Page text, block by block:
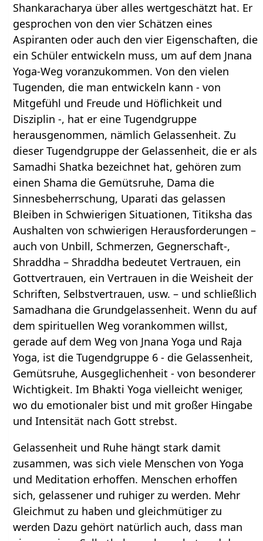
Shankaracharya über alles wertgeschätzt hat. Er
gesprochen von den vier Schätzen eines
Aspiranten oder auch den vier Eigenschaften, die
ein Schüler entwickeln muss, um auf dem Jnana
Yoga-Weg voranzukommen. Von den vielen
Tugenden, die man entwickeln kann - von
Mitgefühl und Freude und Höflichkeit und
Disziplin -, hat er eine Tugendgruppe
herausgenommen, nämlich Gelassenheit. Zu
dieser Tugendgruppe der Gelassenheit, die er als
Samadhi Shatka bezeichnet hat, gehören zum
einen Shama die Gemütsruhe, Dama die
Sinnesbeherrschung, Uparati das gelassen
Bleiben in Schwierigen Situationen, Titiksha das
Aushalten von schwierigen Herausforderungen –
auch von Unbill, Schmerzen, Gegnerschaft-,
Shraddha – Shraddha bedeutet Vertrauen, ein
Gottvertrauen, ein Vertrauen in die Weisheit der
Schriften, Selbstvertrauen, usw. – und schließlich
Samadhana die Grundgelassenheit. Wenn du auf
dem spirituellen Weg vorankommen willst,
gerade auf dem Weg von Jnana Yoga und Raja
Yoga, ist die Tugendgruppe 6 - die Gelassenheit,
Gemütsruhe, Ausgeglichenheit - von besonderer
Wichtigkeit. Im Bhakti Yoga vielleicht weniger,
wo du emotionaler bist und mit großer Hingabe
und Intensität nach Gott strebst.
Gelassenheit und Ruhe hängt stark damit
zusammen, was sich viele Menschen von Yoga
und Meditation erhoffen. Menschen erhoffen
sich, gelassener und ruhiger zu werden. Mehr
Gleichmut zu haben und gleichmütiger zu
werden Dazu gehört natürlich auch, dass man